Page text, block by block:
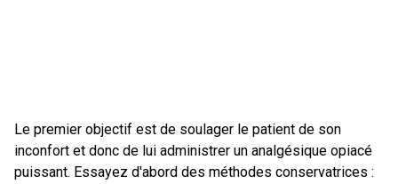
Le premier objectif est de soulager le patient de son
inconfort et donc de lui administrer un analgésique opiacé
puissant. Essayez d'abord des méthodes conservatrices :